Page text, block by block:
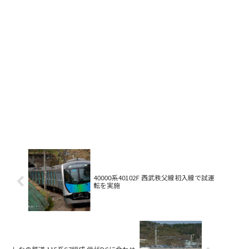
40000系40102F 西武秩父線初入線で試運
転を実施